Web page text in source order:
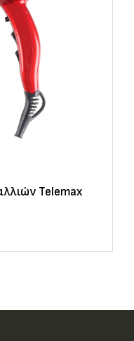
Telemax